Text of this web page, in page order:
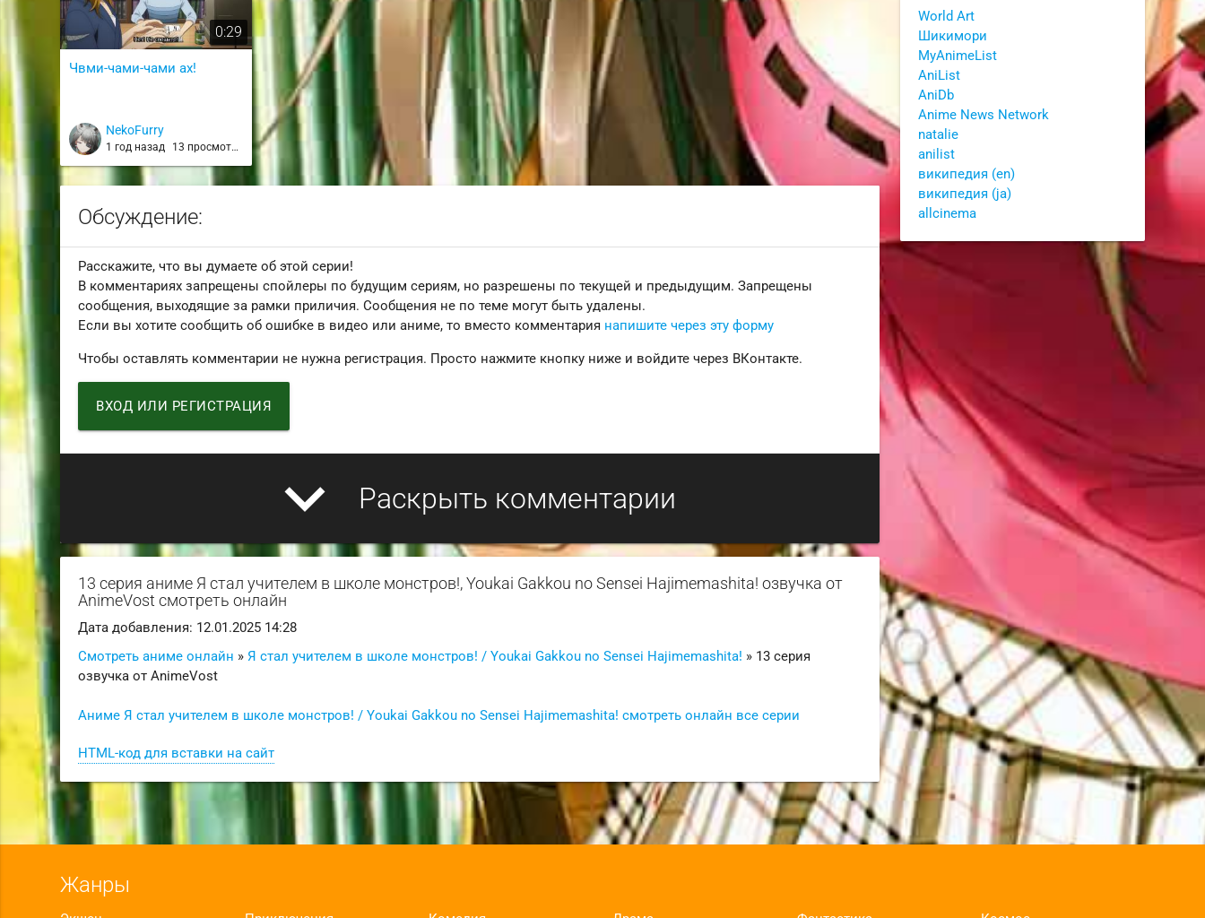
0:29
Чвми-чами-чами ах!
NekoFurry
1 год назад 13 просмотров
Обсуждение:
Расскажите, что вы думаете об этой серии!
В комментариях запрещены спойлеры по будущим сериям, но разрешены по текущей и предыдущим. Запрещены
сообщения, выходящие за рамки приличия. Сообщения не по теме могут быть удалены.
Если вы хотите сообщить об ошибке в видео или аниме, то вместо комментария напишите через эту форму
Чтобы оставлять комментарии не нужна регистрация. Просто нажмите кнопку ниже и войдите через ВКонтакте.
ВХОД ИЛИ РЕГИСТРАЦИЯ
expand_more Раскрыть комментарии
13 серия аниме Я стал учителем в школе монстров!, Youkai Gakkou no Sensei Hajimemashita! озвучка от
AnimeVost смотреть онлайн
Дата добавления: 12.01.2025 14:28
Смотреть аниме онлайн »Я стал учителем в школе монстров! / Youkai Gakkou no Sensei Hajimemashita! » 13 серия
озвучка от AnimeVost
Аниме Я стал учителем в школе монстров! / Youkai Gakkou no Sensei Hajimemashita! смотреть онлайн все серии
HTML-код для вставки на сайт
World Art
Шикимори
MyAnimeList
AniList
AniDb
Anime News Network
natalie
anilist
википедия (en)
википедия (ja)
allcinema
Жанры